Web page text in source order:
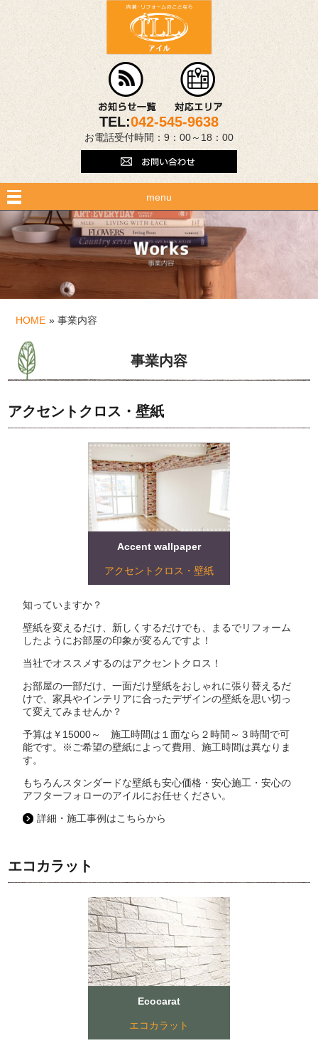
TEL:042-545-9638
お電話受付時間：9：00～18：00
menu
HOME » 事業内容
事業内容
アクセントクロス・壁紙
Accent wallpaper
アクセントクロス・壁紙
知っていますか？
壁紙を変えるだけ、新しくするだけでも、まるでリフォーム
したようにお部屋の印象が変るんですよ！
当社でオススメするのはアクセントクロス！
お部屋の一部だけ、一面だけ壁紙をおしゃれに張り替えるだ
けで、家具やインテリアに合ったデザインの壁紙を思い切っ
て変えてみませんか？
予算は￥15000～ 施工時間は１面なら２時間～３時間で可
能です。※ご希望の壁紙によって費用、施工時間は異なりま
す。
もちろんスタンダードな壁紙も安心価格・安心施工・安心の
アフターフォローのアイルにお任せください。
詳細・施工事例はこちらから
エコカラット
Ecocarat
エコカラット